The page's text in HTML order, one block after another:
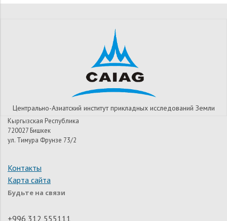
Центрально-Азиатский институт прикладных исследований Земли
Кыргызская Республика
720027 Бишкек
ул. Тимура Фрунзе 73/2
Контакты
Карта сайта
Будьте на связи
+996 312 555111